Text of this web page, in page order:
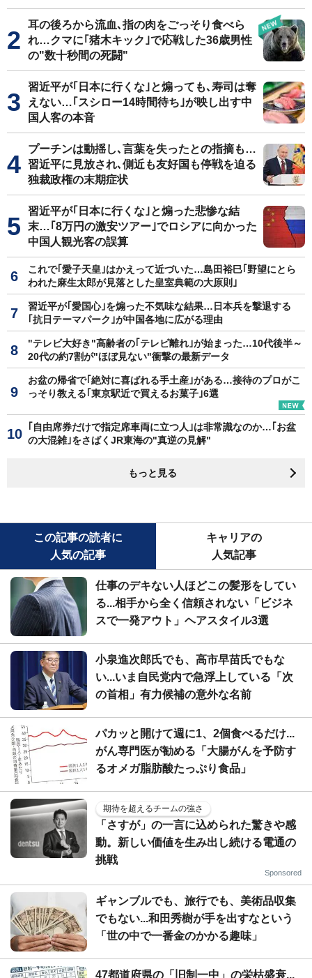
耳の後ろから流血､指の肉をごっそり食べら
れ…クマに｢猪木キック｣で応戦した36歳男性
の"数十秒間の死闘"
習近平が｢日本に行くな｣と煽っても､寿司は奪
えない…｢スシロー14時間待ち｣が映し出す中
国人客の本音
プーチンは動揺し､言葉を失ったとの指摘も…
習近平に見放され､側近も友好国も停戦を迫る
独裁政権の末期症状
習近平が｢日本に行くな｣と煽った悲惨な結
末…｢8万円の激安ツアー｣でロシアに向かった
中国人観光客の誤算
これで｢愛子天皇｣はかえって近づいた…島田裕巳｢野望にとら
われた麻生太郎が見落とした皇室典範の大原則｣
習近平が｢愛国心｣を煽った不気味な結果…日本兵を撃退する
｢抗日テーマパーク｣が中国各地に広がる理由
"テレビ大好き"高齢者の｢テレビ離れ｣が始まった…10代後半～
20代の約7割が"ほぼ見ない"衝撃の最新データ
お盆の帰省で｢絶対に喜ばれる手土産｣がある…接待のプロがこ
っそり教える｢東京駅近で買えるお菓子｣6選
｢自由席券だけで指定席車両に立つ人｣は非常識なのか…｢お盆
の大混雑｣をさばくJR東海の"真逆の見解"
もっと見る
この記事の読者に
人気の記事
キャリアの
人気記事
仕事のデキない人ほどこの髪形をしてい
る...相手から全く信頼されない「ビジネ
スで一発アウト」ヘアスタイル3選
小泉進次郎氏でも、高市早苗氏でもな
い...いま自民党内で急浮上している「次
の首相」有力候補の意外な名前
パカッと開けて週に1、2個食べるだけ...
がん専門医が勧める「大腸がんを予防す
るオメガ脂肪酸たっぷり食品」
期待を超えるチームの強さ
「さすが」の一言に込められた驚きや感
動。新しい価値を生み出し続ける電通の
挑戦
Sponsored
ギャンブルでも、旅行でも、美術品収集
でもない...和田秀樹が手を出すなという
「世の中で一番金のかかる趣味」
47都道府県の「旧制一中」の栄枯盛衰...